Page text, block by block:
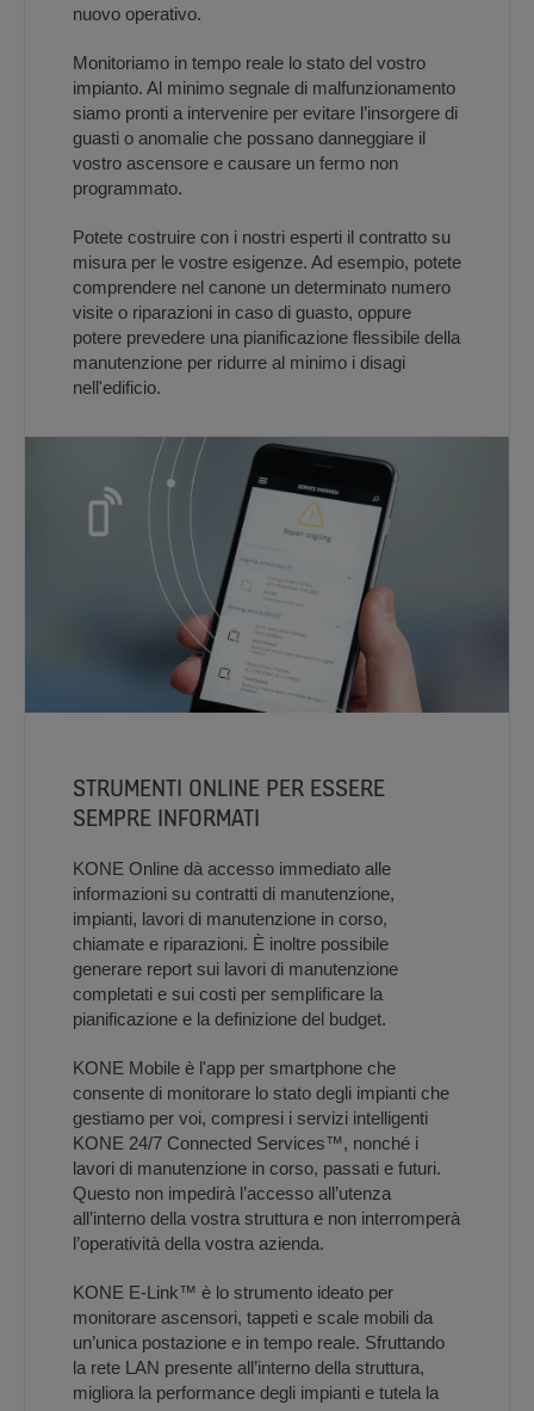
nuovo operativo.
Monitoriamo in tempo reale lo stato del vostro
impianto. Al minimo segnale di malfunzionamento
siamo pronti a intervenire per evitare l’insorgere di
guasti o anomalie che possano danneggiare il
vostro ascensore e causare un fermo non
programmato.
Potete costruire con i nostri esperti il contratto su
misura per le vostre esigenze. Ad esempio, potete
comprendere nel canone un determinato numero
visite o riparazioni in caso di guasto, oppure
potere prevedere una pianificazione flessibile della
manutenzione per ridurre al minimo i disagi
nell'edificio.
STRUMENTI ONLINE PER ESSERE
SEMPRE INFORMATI
KONE Online dà accesso immediato alle
informazioni su contratti di manutenzione,
impianti, lavori di manutenzione in corso,
chiamate e riparazioni. È inoltre possibile
generare report sui lavori di manutenzione
completati e sui costi per semplificare la
pianificazione e la definizione del budget.
KONE Mobile è l'app per smartphone che
consente di monitorare lo stato degli impianti che
gestiamo per voi, compresi i servizi intelligenti
KONE 24/7 Connected Services™, nonché i
lavori di manutenzione in corso, passati e futuri.
Questo non impedirà l’accesso all’utenza
all’interno della vostra struttura e non interromperà
l’operatività della vostra azienda.
KONE E-Link™ è lo strumento ideato per
monitorare ascensori, tappeti e scale mobili da
un’unica postazione e in tempo reale. Sfruttando
la rete LAN presente all’interno della struttura,
migliora la performance degli impianti e tutela la